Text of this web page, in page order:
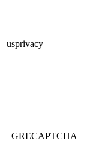
usprivacy
_GRECAPTCHA